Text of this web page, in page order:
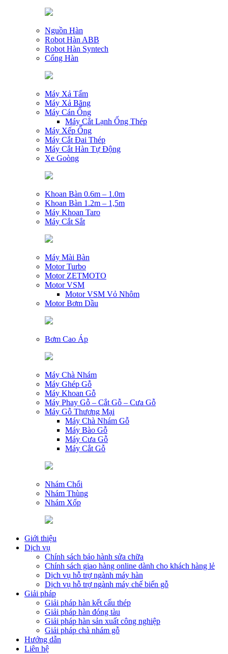
Nguồn Hàn
Robot Hàn ABB
Robot Hàn Syntech
Cổng Hàn
Máy Xả Tấm
Máy Xả Băng
Máy Cán Ống
Máy Cắt Lạnh Ống Thép
Máy Xếp Ống
Máy Cắt Đai Thép
Máy Cắt Hàn Tự Động
Xe Goòng
Khoan Bàn 0.6m – 1.0m
Khoan Bàn 1.2m – 1,5m
Máy Khoan Taro
Máy Cắt Sắt
Máy Mài Bàn
Motor Turbo
Motor ZETMOTO
Motor VSM
Motor VSM Vỏ Nhôm
Motor Bơm Dầu
Bơm Cao Áp
Máy Chà Nhám
Máy Ghép Gỗ
Máy Khoan Gỗ
Máy Phay Gỗ – Cắt Gỗ – Cưa Gỗ
Máy Gỗ Thương Mại
Máy Chà Nhám Gỗ
Máy Bào Gỗ
Máy Cưa Gỗ
Máy Cắt Gỗ
Nhám Chổi
Nhám Thùng
Nhám Xốp
Giới thiệu
Dịch vụ
Chính sách bảo hành sửa chữa
Chính sách giao hàng online dành cho khách hàng lẻ
Dịch vụ hỗ trợ ngành máy hàn
Dịch vụ hỗ trợ ngành máy chế biến gỗ
Giải pháp
Giải pháp hàn kết cấu thép
Giải pháp hàn đóng tàu
Giải pháp hàn sản xuất công nghiệp
Giải pháp chà nhám gỗ
Hướng dẫn
Liên hệ